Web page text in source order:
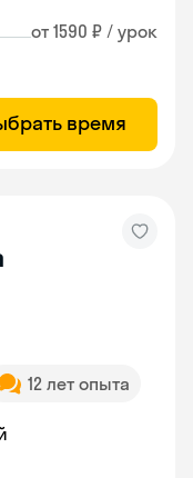
от 1590 ₽ / урок
время
12 лет опыта